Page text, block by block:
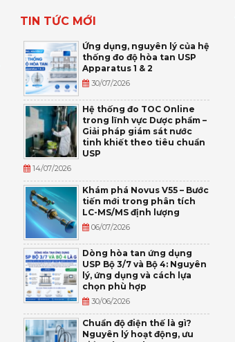
TIN TỨC MỚI
Ứng dụng, nguyên lý của hệ
thống đo độ hòa tan USP
Apparatus 1 & 2
30/07/2026
Hệ thống đo TOC Online
trong lĩnh vực Dược phẩm –
Giải pháp giám sát nước
tinh khiết theo tiêu chuẩn
USP
14/07/2026
Khám phá Novus V55 – Bước
tiến mới trong phân tích
LC-MS/MS định lượng
06/07/2026
Dòng hòa tan ứng dụng
USP Bộ 3/7 và Bộ 4: Nguyên
lý, ứng dụng và cách lựa
chọn phù hợp
30/06/2026
Chuẩn độ điện thế là gì?
Nguyên lý hoạt động, ưu